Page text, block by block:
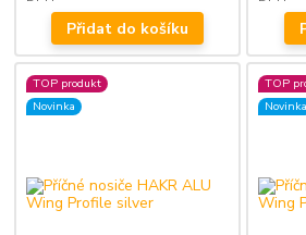
Přidat do košíku
TOP produkt
Novinka
TOP
Novinka